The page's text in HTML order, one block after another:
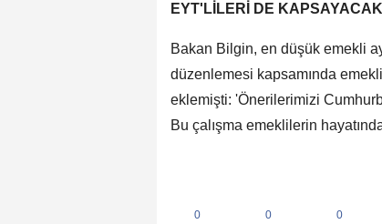
EYT'LİLERİ DE KAPSAYACAK
Bakan Bilgin, en düşük emekli
düzenlemesi kapsamında
eklemişti: 'Önerilerimizi
Bu çalışma emeklilerin